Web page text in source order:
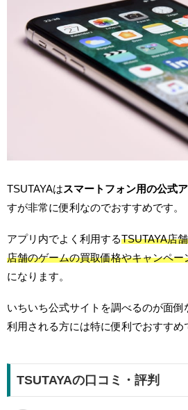
TSUTAYAは スマートフォン用の公式
すが非常に便利なのでおすすめです。
アプリ内でよく利用するTSUTAYA店
店舗のゲームの買取価格やキャンペー
になります。
いちいち公式サイトを調べるのが面倒
利用される方には特に便利でおすすめ
TSUTAYAの口コミ・評判